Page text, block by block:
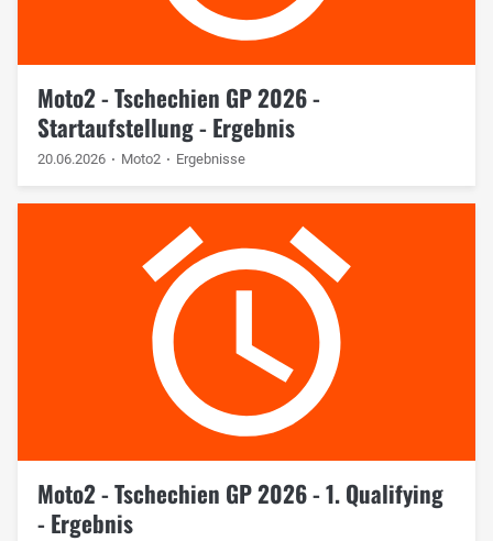
Moto2 - Tschechien GP 2026 -
Startaufstellung - Ergebnis
20.06.2026 Moto2 Ergebnisse
Moto2 - Tschechien GP 2026 - 1. Qualifying
- Ergebnis